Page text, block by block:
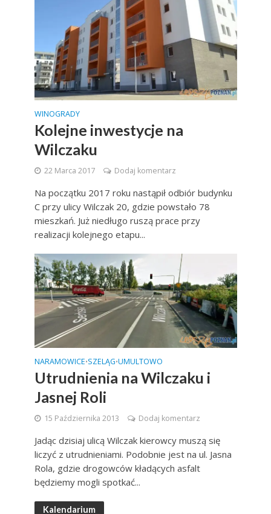
WINOGRADY
Kolejne inwestycje na
Wilczaku
22 Marca 2017 Dodaj komentarz
Na początku 2017 roku nastąpił odbiór budynku
C przy ulicy Wilczak 20, gdzie powstało 78
mieszkań. Już niedługo ruszą prace przy
realizacji kolejnego etapu...
NARAMOWICE•SZELĄG•UMULTOWO
Utrudnienia na Wilczaku i
Jasnej Roli
15 Października 2013 Dodaj komentarz
Jadąc dzisiaj ulicą Wilczak kierowcy muszą się
liczyć z utrudnieniami. Podobnie jest na ul. Jasna
Rola, gdzie drogowców kładących asfalt
będziemy mogli spotkać...
Kalendarium